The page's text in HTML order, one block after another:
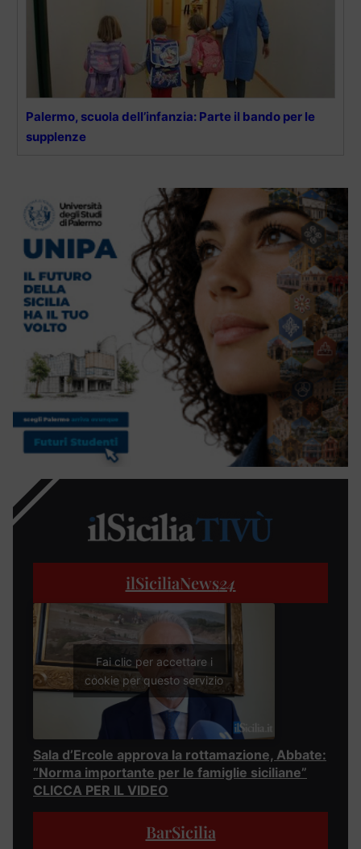
Palermo, scuola dell’infanzia: Parte il bando per le
supplenze
ilSiciliaNews24
Fai clic per accettare i
cookie per questo servizio
Sala d’Ercole approva la rottamazione, Abbate:
“Norma importante per le famiglie siciliane”
CLICCA PER IL VIDEO
BarSicilia